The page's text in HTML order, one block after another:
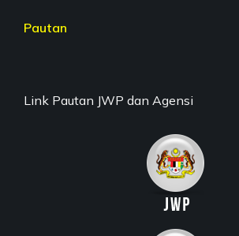
Pautan
Link Pautan JWP dan Agensi